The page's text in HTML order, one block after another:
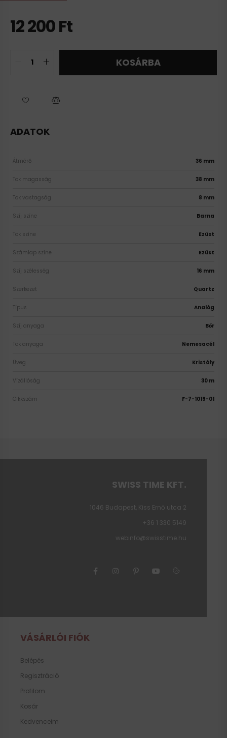
12 200Ft
KOSÁRBA
ADATOK
Átmérő 36 mm
Tok magasság 38 mm
Tok vastagság 8 mm
Szíj színe Barna
Tok színe Ezüst
Számlap színe Ezüst
Szíj szélesség 16 mm
Szerkezet Quartz
Típus Analóg
Szíj anyaga Bőr
Tok anyaga Nemesacél
Üveg Kristály
Vízállóság 30 m
Cikkszám F-7-1019-01
SWISS TIME KFT.
1046 Budapest, Kiss Ernő utca 2
+36 1 330 5149
webinfo@swisstime.hu
VÁSÁRLÓI FIÓK
Belépés
Regisztráció
Profilom
Kosár
Kedvenceim